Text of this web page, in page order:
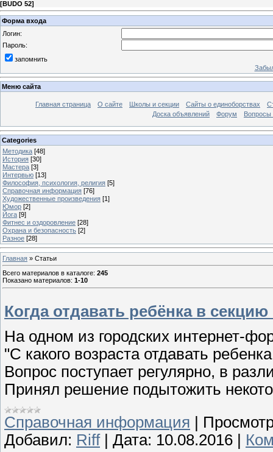
[BUDO 52]
Форма входа
Логин:
Пароль:
запомнить
Меню сайта
Главная страница О сайте Школы и секции Сайты о единоборствах
Доска объявлений
Форум Вопросы
Categories
Методика [48]
История [30]
Мастера [3]
Интервью [13]
Философия, психология, религия [5]
Справочная информация [76]
Художественные произведения [1]
Юмор [2]
Йога [9]
Фитнес и оздоровление [28]
Охрана и безопасность [2]
Разное [28]
Главная » Статьи
Всего материалов в каталоге: 245
Показано материалов: 1-10
Когда отдавать ребёнка в
На одном из городских интернет-
"С какого возраста отдавать
Вопрос поступает регулярно, в
Принял решение подытожить
Справочная информация
Добавил: Riff| Дата: 10.08.2016